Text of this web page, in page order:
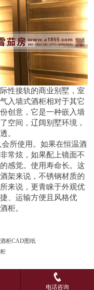
性接轨的商业别墅，室
入墙式酒柜相对于其它
创意，它是一种嵌入墙
空间，辽阔别墅环境，
。
所使用。如果在恒温酒
常炫，如果配上镜面不
感觉。使用寿命长。这
架来说，不锈钢材质的
来说，更青睐于外观优
、运输方便且风格优
柜。
柜CAD图纸
电话咨询